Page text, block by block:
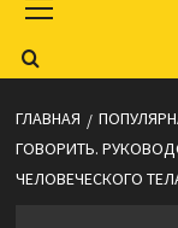
меню
ГЛАВНАЯ
ГОВОРИТЬ.
ЧЕЛОВЕЧЕСКОГО